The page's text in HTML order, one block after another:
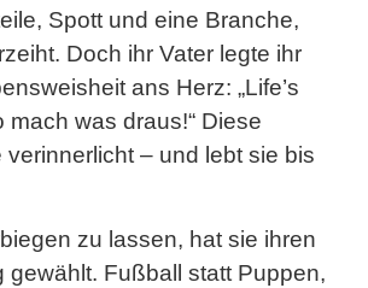
Spott und eine Branche,
Doch ihr Vater legte ihr
ans Herz: „Life’s
mach was draus!“ Diese
verinnerlicht – und lebt sie bis
zu lassen, hat sie ihren
gewählt. Fußball statt Puppen,